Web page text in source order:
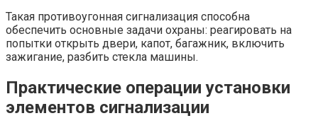
Такая противоугонная сигнализация способна
обеспечить основные задачи охраны: реагировать на
попытки открыть двери, капот, багажник, включить
зажигание, разбить стекла машины.
Практические операции установки
элементов сигнализации